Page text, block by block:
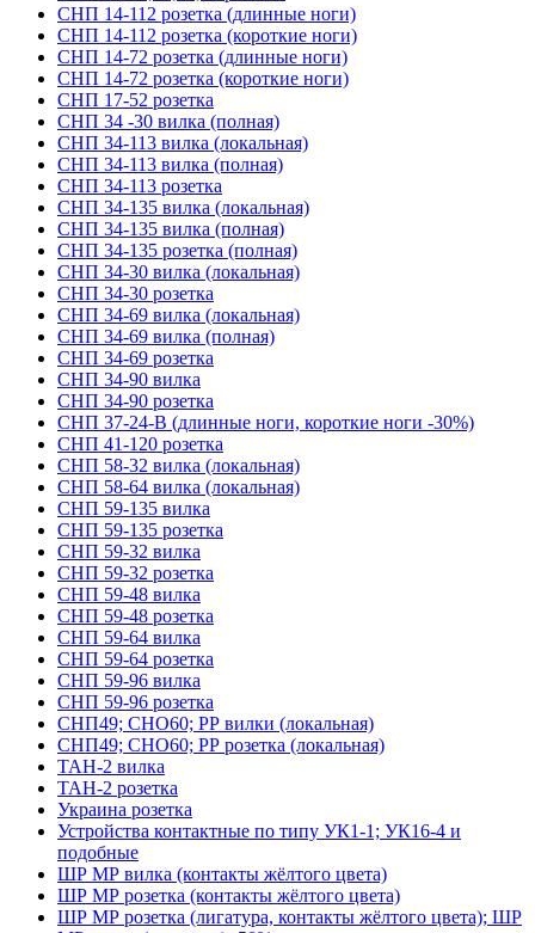
СНП 14-112 розетка (длинные ноги)
СНП 14-112 розетка (короткие ноги)
СНП 14-72 розетка (длинные ноги)
СНП 14-72 розетка (короткие ноги)
СНП 17-52 розетка
СНП 34 -30 вилка (полная)
СНП 34-113 вилка (локальная)
СНП 34-113 вилка (полная)
СНП 34-113 розетка
СНП 34-135 вилка (локальная)
СНП 34-135 вилка (полная)
СНП 34-135 розетка (полная)
СНП 34-30 вилка (локальная)
СНП 34-30 розетка
СНП 34-69 вилка (локальная)
СНП 34-69 вилка (полная)
СНП 34-69 розетка
СНП 34-90 вилка
СНП 34-90 розетка
СНП 37-24-В (длинные ноги, короткие ноги -30%)
СНП 41-120 розетка
СНП 58-32 вилка (локальная)
СНП 58-64 вилка (локальная)
СНП 59-135 вилка
СНП 59-135 розетка
СНП 59-32 вилка
СНП 59-32 розетка
СНП 59-48 вилка
СНП 59-48 розетка
СНП 59-64 вилка
СНП 59-64 розетка
СНП 59-96 вилка
СНП 59-96 розетка
СНП49; СНО60; РР вилки (локальная)
СНП49; СНО60; РР розетка (локальная)
ТАН-2 вилка
ТАН-2 розетка
Украина розетка
Устройства контактные по типу УК1-1; УК16-4 и
подобные
ШР МР вилка (контакты жёлтого цвета)
ШР МР розетка (контакты жёлтого цвета)
ШР МР розетка (лигатура, контакты жёлтого цвета); ШР